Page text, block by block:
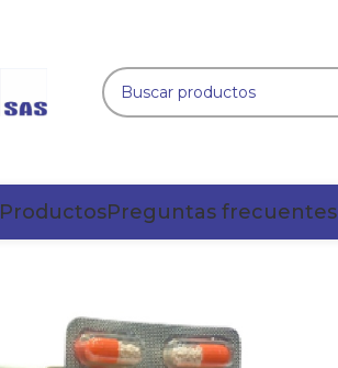
ProductosPreguntas frecuentes